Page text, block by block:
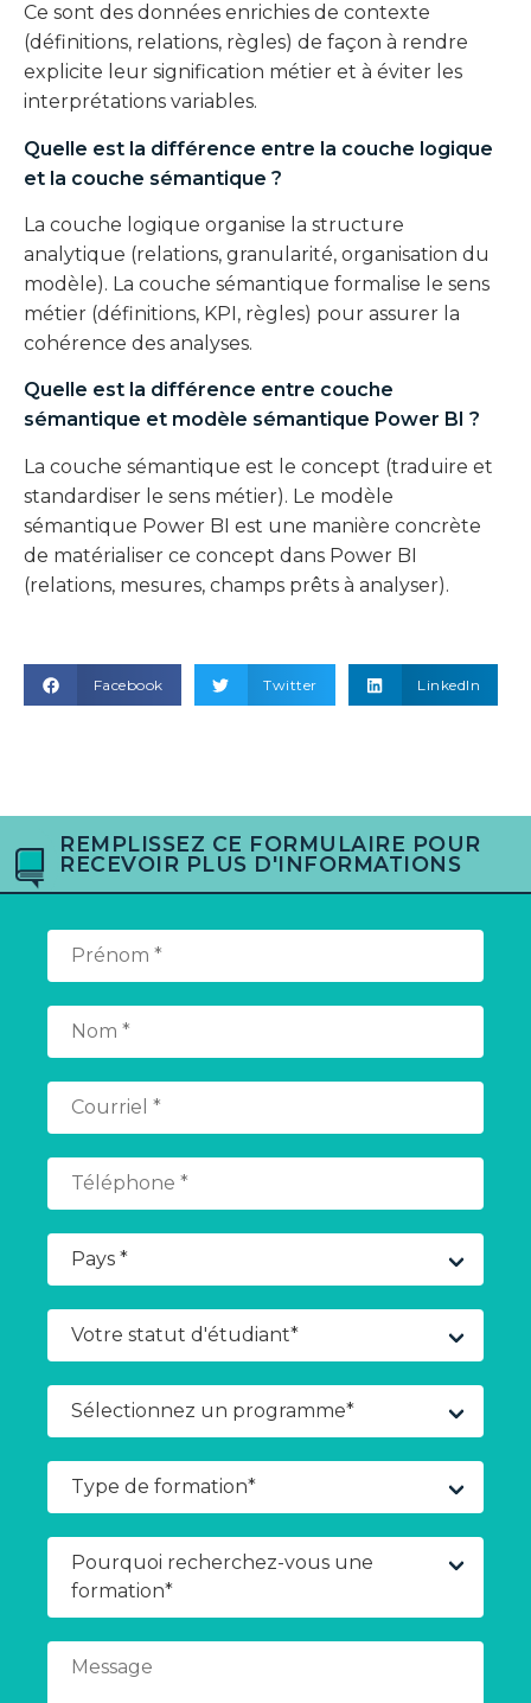
Ce sont des données enrichies de contexte
(définitions, relations, règles) de façon à rendre
explicite leur signification métier et à éviter les
interprétations variables.
Quelle est la différence entre la couche logique
et la couche sémantique ?
La couche logique organise la structure
analytique (relations, granularité, organisation du
modèle). La couche sémantique formalise le sens
métier (définitions, KPI, règles) pour assurer la
cohérence des analyses.
Quelle est la différence entre couche
sémantique et modèle sémantique Power BI ?
La couche sémantique est le concept (traduire et
standardiser le sens métier). Le modèle
sémantique Power BI est une manière concrète
de matérialiser ce concept dans Power BI
(relations, mesures, champs prêts à analyser).
Facebook Twitter LinkedIn
REMPLISSEZ CE FORMULAIRE POUR
RECEVOIR PLUS D'INFORMATIONS